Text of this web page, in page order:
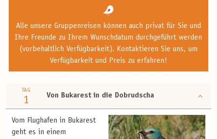
Alle unsere Gruppenreisen können auch privat für Sie und
Ihre Freunde zu Ihrem Wunschdatum durchgeführt werden
(vorbehaltlich Verfügbarkeit). Kontaktieren Sie uns, um
Verfügbarkeit und Preis zu erfahren!
TAG
1 Von Bukarest in die Dobrudscha
Vom Flughafen in Bukarest
geht es in einem